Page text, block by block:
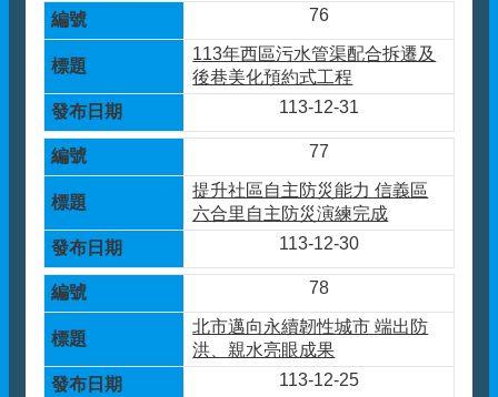
76
113年西區污水管渠配合拆遷及
後巷美化預約式工程
113-12-31
77
提升社區自主防災能力 信義區
六合里自主防災演練完成
113-12-30
78
北市邁向永續韌性城市 端出防
洪、親水亮眼成果
113-12-25